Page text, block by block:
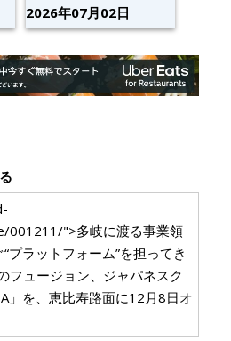
2026年07月02日
001211/">多岐に渡る事業領
プラットフォーム”を担ってき
フュージョン、ジャパネスク
」を、恵比寿路面に12月8日オ